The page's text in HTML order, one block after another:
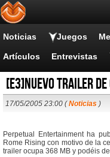
Noticias Juegos
Artículos Entrevistas
[E3]Nuevo trailer de
17/05/2005 23:00 (Noticias )
Perpetual Entertainment ha
Rome Rising con motivo de la
trailer ocupa 368 MB y podéis